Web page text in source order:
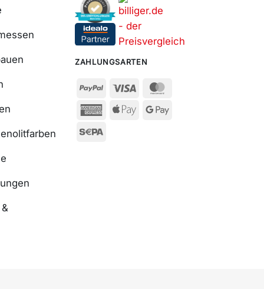
ZAHLUNGSARTEN